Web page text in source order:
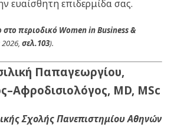
ευαίσθητη επιδερμίδα σας.
στο περιοδικό Women in Business &
σελ.103).
Παπαγεωργίου,
MD, MSc
Σχολής Πανεπιστημίου Αθηνών